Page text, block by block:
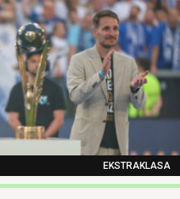
EKSTRAKLASA